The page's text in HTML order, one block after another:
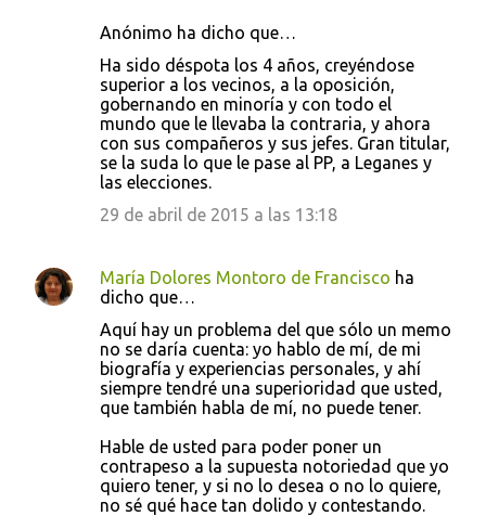
Anónimo ha dicho que…
Ha sido déspota los 4 años, creyéndose
superior a los vecinos, a la oposición,
gobernando en minoría y con todo el
mundo que le llevaba la contraria, y ahora
con sus compañeros y sus jefes. Gran titular,
se la suda lo que le pase al PP, a Leganes y
las elecciones.
29 de abril de 2015 a las 13:18
María Dolores Montoro de Francisco ha
dicho que…
Aquí hay un problema del que sólo un memo
no se daría cuenta: yo hablo de mí, de mi
biografía y experiencias personales, y ahí
siempre tendré una superioridad que usted,
que también habla de mí, no puede tener.
Hable de usted para poder poner un
contrapeso a la supuesta notoriedad que yo
quiero tener, y si no lo desea o no lo quiere,
no sé qué hace tan dolido y contestando.